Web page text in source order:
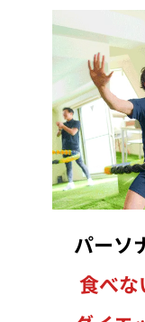
パーソ
食べな